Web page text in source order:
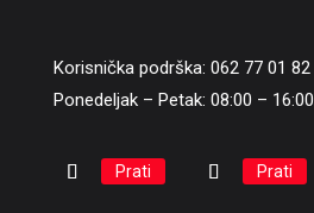
Korisnička podrška: 062 77 01 82
Ponedeljak – Petak: 08:00 – 16:00
Prati Prati